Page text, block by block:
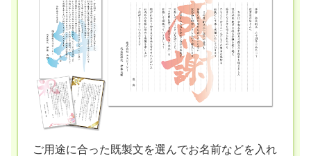
ご用途に合った既製文を選んでお名前などを入れ